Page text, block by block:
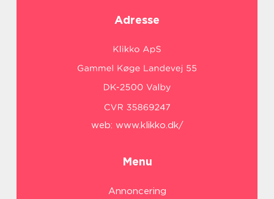
Adresse
web: www.klikko.dk/
Menu
Annoncering